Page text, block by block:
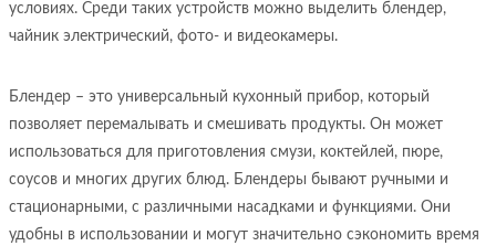
условиях. Среди таких устройств можно выделить блендер,
чайник электрический, фото- и видеокамеры.
Блендер – это универсальный кухонный прибор, который
позволяет перемалывать и смешивать продукты. Он может
использоваться для приготовления смузи, коктейлей, пюре,
соусов и многих других блюд. Блендеры бывают ручными и
стационарными, с различными насадками и функциями. Они
удобны в использовании и могут значительно сэкономить время